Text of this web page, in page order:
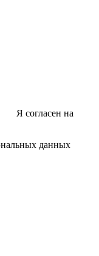
Я согласен на
данных